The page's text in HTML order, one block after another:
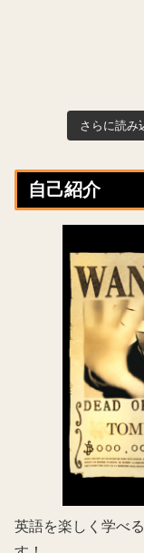
さらに読み
自己紹介
英語を楽しく学べ